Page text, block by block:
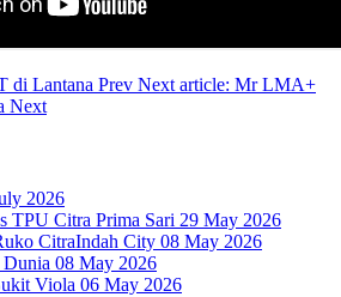
di Lantana Prev Next article: Mr LMA+
Next
2026
TPU Citra Prima Sari 29 May 2026
CitraIndah City 08 May 2026
08 May 2026
Viola 06 May 2026